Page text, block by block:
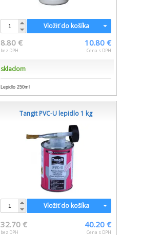
Vložiť do košíka
8.80 €
bez DPH
10.80 €
Cena s DPH
skladom
Lepidlo 250ml
Tangit PVC-U lepidlo 1 kg
Vložiť do košíka
32.70 €
bez DPH
40.20 €
Cena s DPH